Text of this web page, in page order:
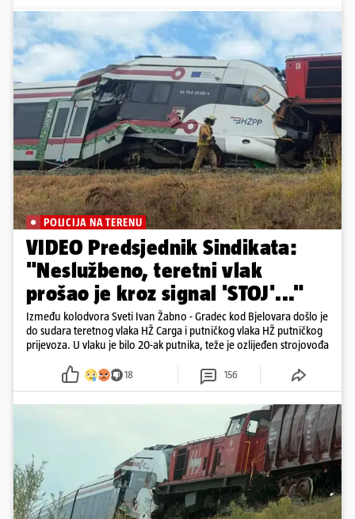
POLICIJA NA TERENU
VIDEO Predsjednik Sindikata:
"Neslužbeno, teretni vlak
prošao je kroz signal 'STOJ'..."
Između kolodvora Sveti Ivan Žabno - Gradec kod Bjelovara došlo je
do sudara teretnog vlaka HŽ Carga i putničkog vlaka HŽ putničkog
prijevoza. U vlaku je bilo 20-ak putnika, teže je ozlijeđen strojovođa
18 156